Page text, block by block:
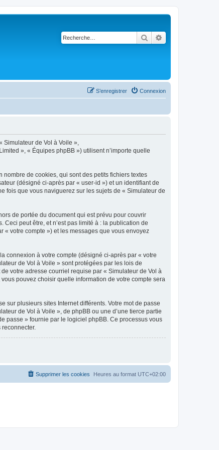
Rechercher
Connexion
S’enregistrer
Simulateur de Vol à Voile »,
», « Équipes phpBB ») utilisent n’importe quelle
de cookies, qui sont des petits fichiers textes
(désigné ci-après par « user-id ») et un identifiant de
fois que vous naviguerez sur les sujets de « Simulateur de
de portée du document qui est prévu pour couvrir
peut être, et n’est pas limité à : la publication de
« votre compte ») et les messages que vous envoyez
connexion à votre compte (désigné ci-après par « votre
de Vol à Voile » sont protégées par les lois de
votre adresse courriel requise par « Simulateur de Vol à
pouvez choisir quelle information de votre compte sera
sur plusieurs sites Internet différents. Votre mot de passe
de Vol à Voile », de phpBB ou une d’une tierce partie
passe » fournie par le logiciel phpBB. Ce processus vous
Heures au format UTC+02:00
Supprimer les cookies